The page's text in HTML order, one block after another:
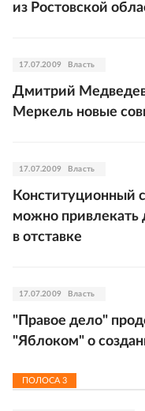
из Ростовской
17.07.2009 Власть
Дмитрий
Меркель новые
17.07.2009 Власть
Конституционный
можно привлекать
в отставке
17.07.2009 Власть
"Правое дело"
"Яблоком" о
ПОЛОСА 3